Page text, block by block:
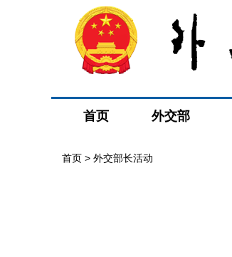
首页 外交部
首页 > 外交部长活动